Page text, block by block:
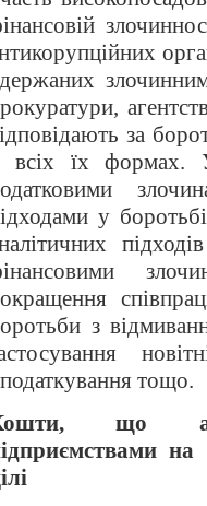
за
всіх їх формах.
у
з
тощо.
що